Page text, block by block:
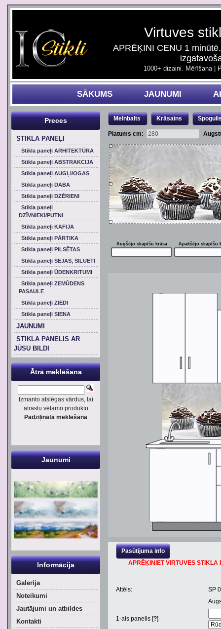
Virtuves
APRĒĶINI CENU 1
1000+ dizaini. Mērīšana |
SĀKUMS JAUNUMI
Melnbalts Krāsains
Platums cm:
Augšējo skapīšu krāsa Apakšējo skapīšu
Pasūtījuma info
APRĒĶINIET VIRTUVES
Attēls:
SP
1-ais panelis [?]
Preces
STIKLA PANEĻI
Stikla paneļi ARHITEKTŪRA
Stikla paneļi ABSTRAKCIJA
Stikla paneļi AUGĻI/OGAS
Stikla paneļi DABA
Stikla paneļi DZĒRIENI
Stikla paneļi
DZĪVNIEKI/PUTNI
Stikla paneļi KAFIJA
Stikla paneļi PĀRTIKA
Stikla paneļi PILSĒTAS
Stikla paneļi SEJAS, SILUETI
Stikla paneļi ŪDENKRITUMI
Stikla paneļi ZEMŪDENS
PASAULE
Stikla paneļi ZIEDI
Stikla paneļi SIENA
JAUNUMI
STIKLA PANELIS AR
JŪSU BILDI
Ātrā meklēšana
Izmanto atslēgas vārdus, lai
atrastu vēlamo produktu
Padziļinātā meklēšana
Jaunumi
Informācija
Galerija
Noteikumi
Jautājumi un atbildes
Kontakti